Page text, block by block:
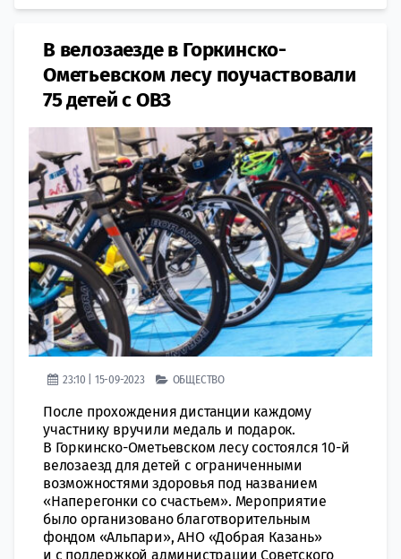
В велозаезде в Горкинско-
Ометьевском лесу поучаствовали
75 детей с ОВЗ
23:10 | 15-09-2023 ОБЩЕСТВО
После прохождения дистанции каждому
участнику вручили медаль и подарок.
В Горкинско-Ометьевском лесу состоялся 10-й
велозаезд для детей с ограниченными
возможностями здоровья под названием
«Наперегонки со счастьем». Мероприятие
было организовано благотворительным
фондом «Альпари», АНО «Добрая Казань»
и с поддержкой администрации Советского